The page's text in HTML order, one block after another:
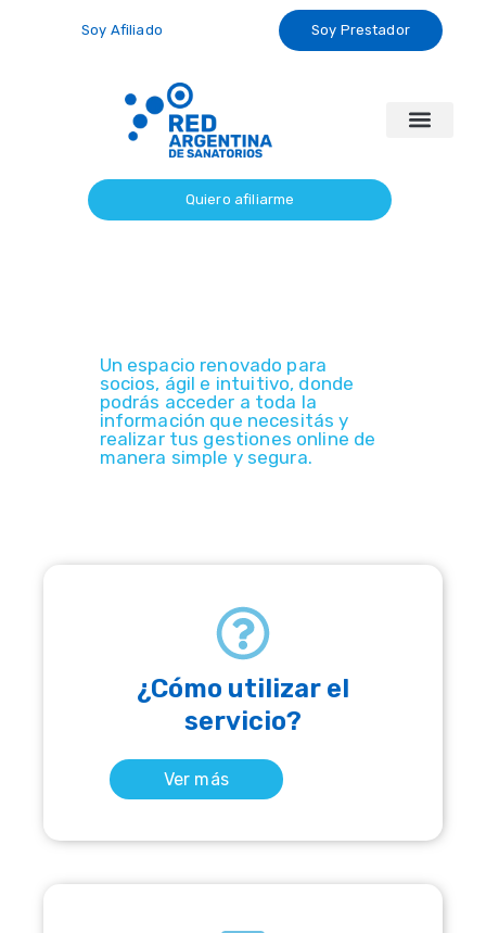
Soy Afiliado Soy Prestador
Quiero afiliarme
Un espacio renovado para
socios, ágil e intuitivo, donde
podrás acceder a toda la
información que necesitás y
realizar tus gestiones online de
manera simple y segura.
¿Cómo utilizar el
servicio?
Ver más